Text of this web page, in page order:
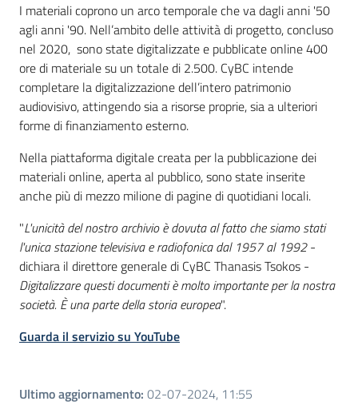
I materiali coprono un arco temporale che va dagli anni '50
agli anni '90. Nell’ambito delle attività di progetto, concluso
nel 2020, sono state digitalizzate e pubblicate online 400
ore di materiale su un totale di 2.500. CyBC intende
completare la digitalizzazione dell’intero patrimonio
audiovisivo, attingendo sia a risorse proprie, sia a ulteriori
forme di finanziamento esterno.
Nella piattaforma digitale creata per la pubblicazione dei
materiali online, aperta al pubblico, sono state inserite
anche più di mezzo milione di pagine di quotidiani locali.
"L'unicità del nostro archivio è dovuta al fatto che siamo stati
l'unica stazione televisiva e radiofonica dal 1957 al 1992-
dichiara il direttore generale di CyBC Thanasis Tsokos -
Digitalizzare questi documenti è molto importante per la nostra
società. È una parte della storia europea".
Guarda il servizio su YouTube
Ultimo aggiornamento: 02-07-2024, 11:55